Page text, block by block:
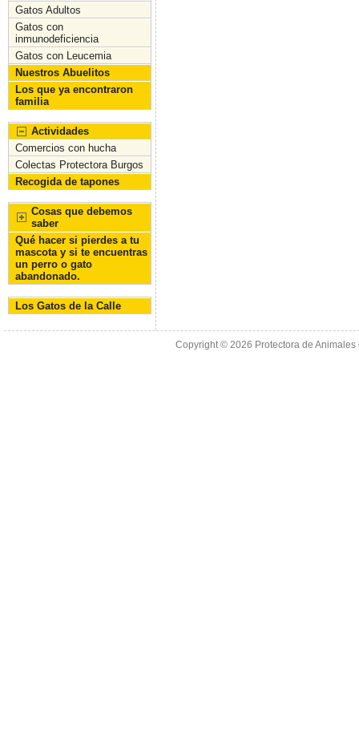
Gatos Adultos
Gatos con
inmunodeficiencia
Gatos con Leucemia
Nuestros Abuelitos
Los que ya encontraron
familia
Actividades
Comercios con hucha
Colectas Protectora Burgos
Recogida de tapones
Cosas que debemos
saber
Qué hacer si pierdes a tu
mascota y si te encuentras
un perro o gato
abandonado.
Los Gatos de la Calle
Copyright © 2026 Protectora de Animales